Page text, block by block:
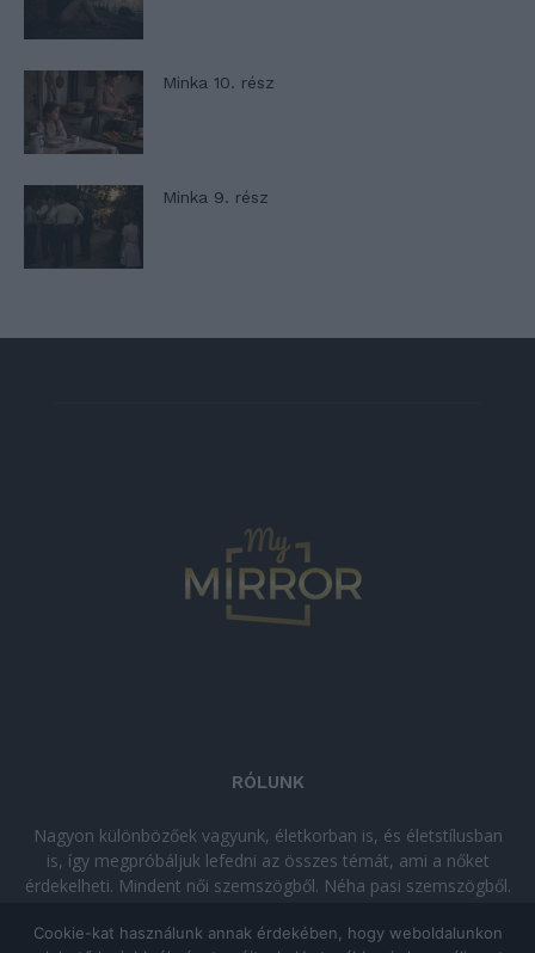
Minka 10. rész
Minka 9. rész
RÓLUNK
Nagyon különbözőek vagyunk, életkorban is, és életstílusban
is, így megpróbáljuk lefedni az összes témát, ami a nőket
érdekelheti. Mindent női szemszögből. Néha pasi szemszögből.
kikapcsolódásra vágysz!
Cookie-kat használunk annak érdekében, hogy weboldalunkon